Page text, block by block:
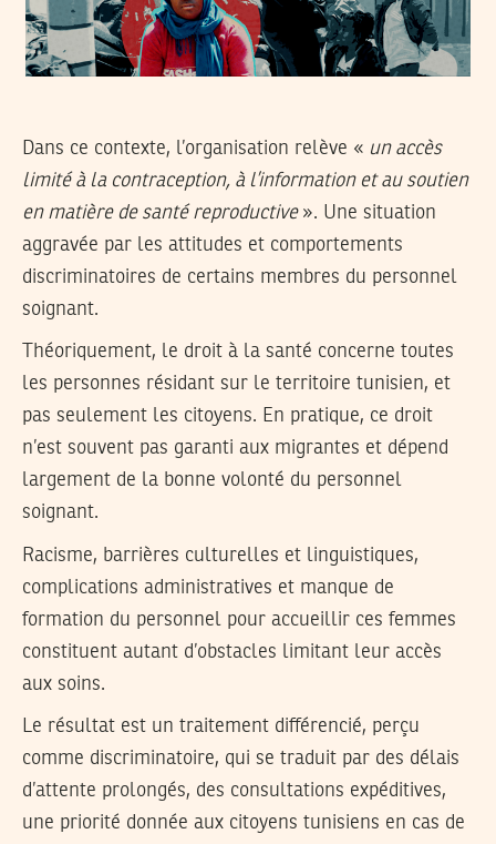
Dans ce contexte, l’organisation relève « un accès
limité à la contraception, à l’information et au soutien
en matière de santé reproductive». Une situation
aggravée par les attitudes et comportements
discriminatoires de certains membres du personnel
soignant.
Théoriquement, le droit à la santé concerne toutes
les personnes résidant sur le territoire tunisien, et
pas seulement les citoyens. En pratique, ce droit
n’est souvent pas garanti aux migrantes et dépend
largement de la bonne volonté du personnel
soignant.
Racisme, barrières culturelles et linguistiques,
complications administratives et manque de
formation du personnel pour accueillir ces femmes
constituent autant d’obstacles limitant leur accès
aux soins.
Le résultat est un traitement différencié, perçu
comme discriminatoire, qui se traduit par des délais
d’attente prolongés, des consultations expéditives,
une priorité donnée aux citoyens tunisiens en cas de